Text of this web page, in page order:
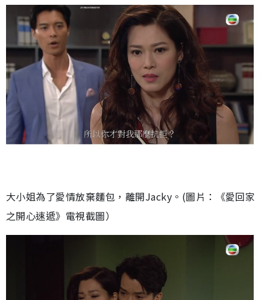
大小姐為了愛情放棄麵包，離開Jacky。(圖片：《愛回家
之開心速遞》電視截圖）